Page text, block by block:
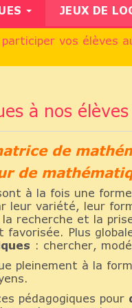
JEUX DE
participer vos élèves
à nos élèves
de
de
à la fois une
leur variété, leur
recherche et la
Plus
: chercher,
pleinement à la
pédagogiques pour